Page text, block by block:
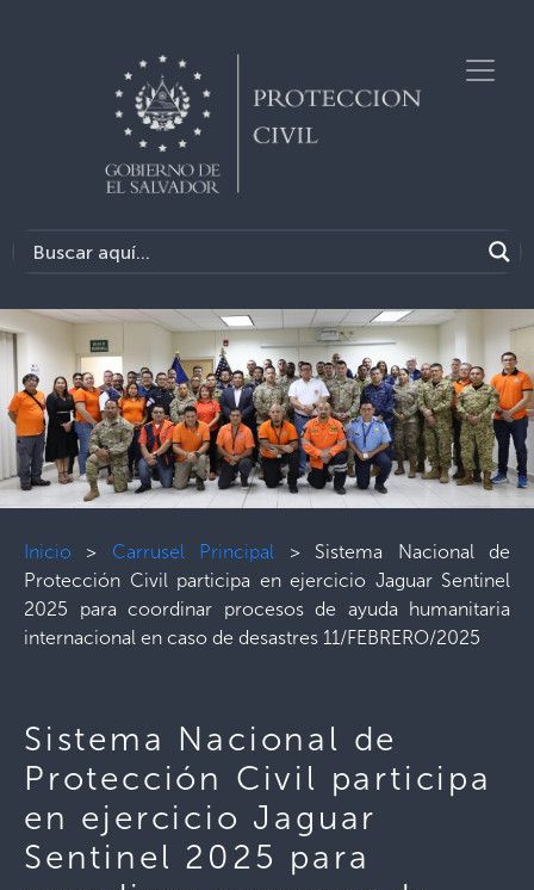
Inicio > Carrusel Principal > Sistema Nacional de
Protección Civil participa en ejercicio Jaguar Sentinel
2025 para coordinar procesos de ayuda humanitaria
internacional en caso de desastres 11/FEBRERO/2025
Sistema Nacional de
Protección Civil participa
en ejercicio Jaguar
Sentinel 2025 para